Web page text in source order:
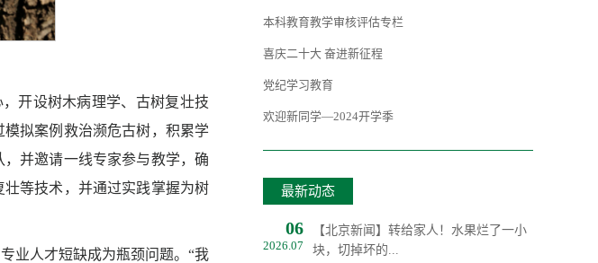
开设树木病理学、古树复壮技
拟案例救治濒危古树，积累学
并邀请一线专家参与教学，确
等技术，并通过实践掌握为树
业人才短缺成为瓶颈问题。“我
本科教育教学审核评估专栏
喜庆二十大 奋进新征程
党纪学习教育
欢迎新同学—2024开学季
最新动态
06
2026.07
【北京新闻】转给家人！水果烂了一小
块，切掉坏的...